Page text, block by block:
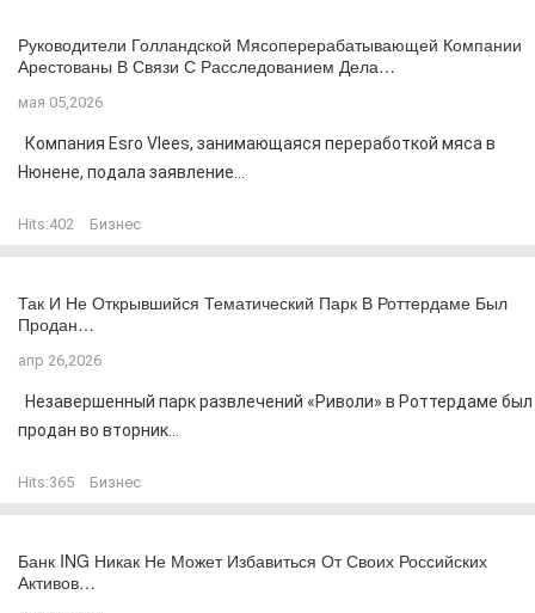
Руководители Голландской Мясоперерабатывающей Компании
Арестованы В Связи С Расследованием Дела…
мая 05,2026
Компания Esro Vlees, занимающаяся переработкой мяса в
Нюнене, подала заявление...
Hits:402 Бизнес
Так И Не Открывшийся Тематический Парк В Роттердаме Был
Продан…
апр 26,2026
Незавершенный парк развлечений «Риволи» в Роттердаме был
продан во вторник...
Hits:365 Бизнес
Банк ING Никак Не Может Избавиться От Своих Российских
Активов…